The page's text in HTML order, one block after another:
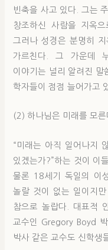
빈축을 사고 있다. 그는
창조하신 사람을 지옥
그러나 성경은 분명히
가르친다. 그 가운데
이야기는 널리 알려진 말
학자들이 점점 늘어가고
(2) 하나님은 미래를 모른
“미래는 아직 일어나지
있겠는가?”하는 것이 이
물론 18세기 독일의 이
놀랄 것이 없는 일이지
참으로 놀랍다. 대표적
교수인 Gregory Boyd
박사 같은 교수도 신학생